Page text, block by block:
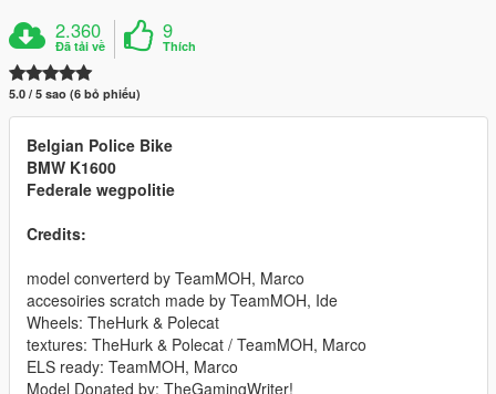
2.360
Đã tải về
9
Thích
5.0 / 5 sao (6 bỏ phiếu)
Belgian Police Bike
BMW K1600
Federale wegpolitie
Credits:
model converterd by TeamMOH, Marco
accesoiries scratch made by TeamMOH, Ide
Wheels: TheHurk & Polecat
textures: TheHurk & Polecat / TeamMOH, Marco
ELS ready: TeamMOH, Marco
Model Donated by: TheGamingWriter!